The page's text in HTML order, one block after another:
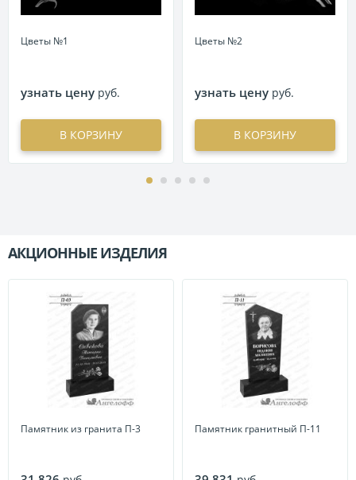
Цветы №1
узнать цену руб.
В КОРЗИНУ
Цветы №2
узнать цену руб.
В КОРЗИНУ
АКЦИОННЫЕ ИЗДЕЛИЯ
Памятник из гранита П-3 Памятник гранитный П-11